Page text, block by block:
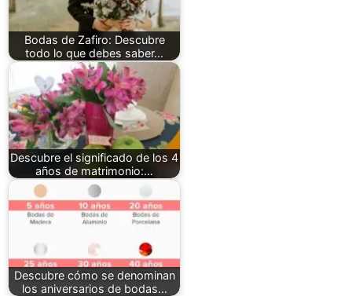
Bodas de Zafiro: Descubre
todo lo que debes saber…
Descubre el significado de los 4
años de matrimonio:…
Descubre cómo se denominan
los aniversarios de bodas…